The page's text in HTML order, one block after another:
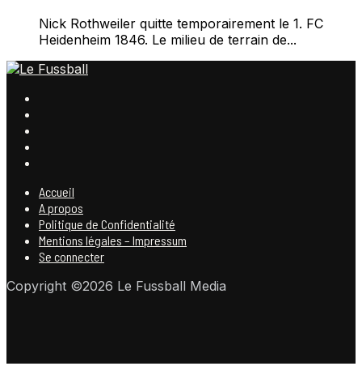
Nick Rothweiler quitte temporairement le 1. FC
Heidenheim 1846. Le milieu de terrain de...
Accueil
A propos
Politique de Confidentialité
Mentions légales – Impressum
Se connecter
Copyright ©2026 Le Fussball Media